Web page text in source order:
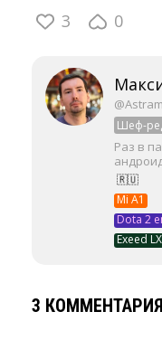
3 0
Шеф-
Раз в
🇷🇺
Mi A1
Dota 2
Exeed LX
3 КОММЕНТАРИЯ